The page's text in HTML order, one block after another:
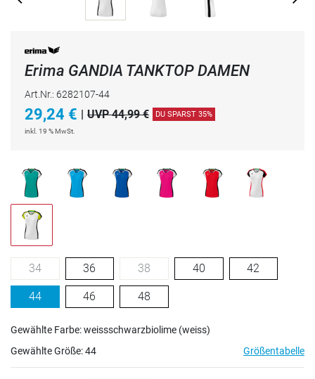
Erima GANDIA TANKTOP DAMEN
Art.Nr.: 6282107-44
29,24 € | UVP 44,99 € DU SPARST 35%
inkl. 19 % MwSt.
34 36 38 40 42
44 46 48
Gewählte Farbe: weissschwarzbiolime (weiss)
Gewählte Größe:44 Größentabelle